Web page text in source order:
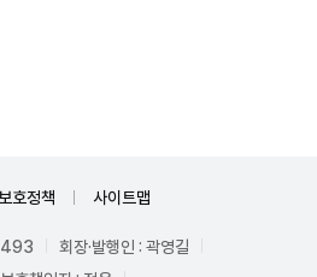
호정책 사이트맵
회장·발행인 : 곽영길